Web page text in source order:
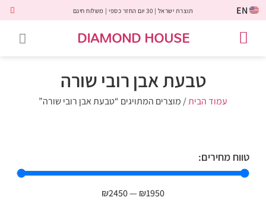
EN תוצרת ישראל | 30 יום החזר כספי | משלוח חינם
DIAMOND HOUSE
טבעת אבן רובי שורה
עמוד הבית/ מוצרים המתויגים “טבעת אבן רובי שורה”
טווח מחירים:
₪1950
—
₪2450